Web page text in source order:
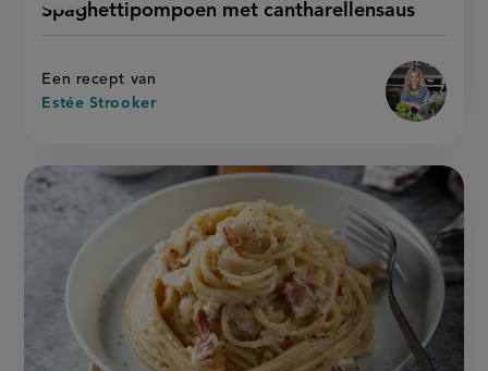
Spaghettipompoen met cantharellensaus
Een recept van
Estée Strooker
recept
met
cantharellensaus